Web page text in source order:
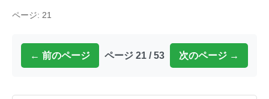
ページ: 21
← 前のページ ページ 21 / 53 次のページ →